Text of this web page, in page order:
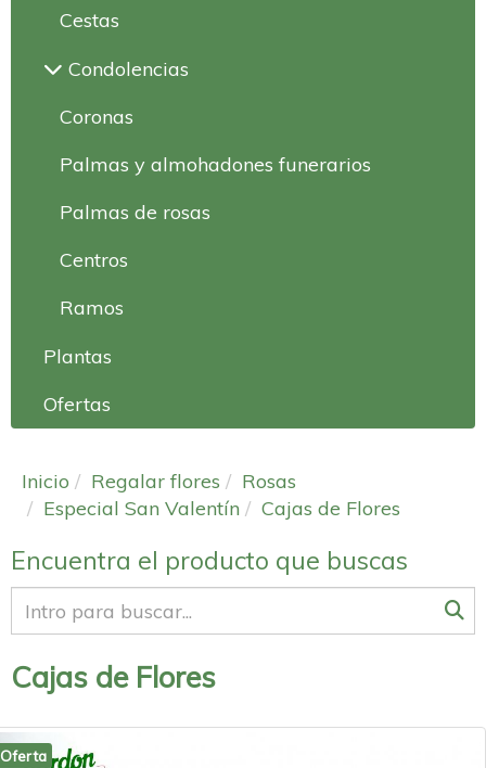
Cestas
Condolencias
Coronas
Palmas y almohadones funerarios
Palmas de rosas
Centros
Ramos
Plantas
Ofertas
Inicio Regalar flores
Rosas
Especial San Valentín
Cajas de Flores
Encuentra el producto que buscas
Cajas de Flores
Oferta